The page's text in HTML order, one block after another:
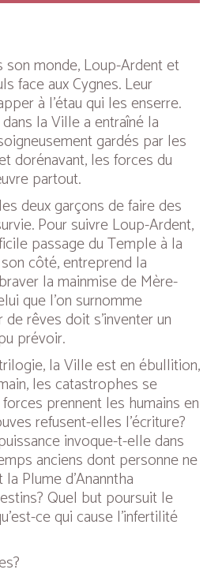
monde, Loup-Ardent et
face aux Cygnes. Leur
à l’étau qui les enserre.
la Ville a entraîné la
gardés par les
dorénavant, les forces du
partout.
deux garçons de faire des
Pour suivre Loup-Ardent,
passage du Temple à la
côté, entreprend la
la mainmise de Mère-
que l’on surnomme
de rêvesdoit s’inventer un
prévoir.
la Ville est en ébullition,
les catastrophes se
prennent les humains en
refusent-elles l’écriture?
invoque-t-elle dans
anciens dont personne ne
Plume d’Ananntha
Quel but poursuit le
ce qui cause l’infertilité